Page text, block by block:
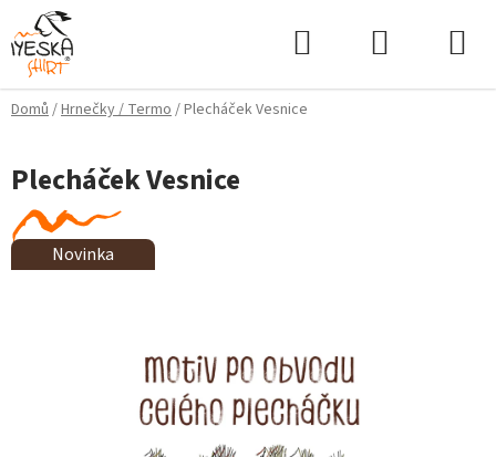
Přejít
na
obsah
Domů/Hrnečky / Termo/Plecháček Vesnice
Plecháček Vesnice
Novinka